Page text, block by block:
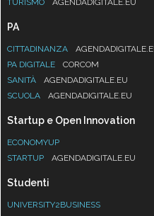
TURISMO
AGENDADIGITALE.EU
PA
CITTADINANZA
PA DIGITALE
CORCOM
SANITÀ
AGENDADIGITALE.EU
SCUOLA
AGENDADIGITALE.EU
Startup e Open Innovation
ECONOMYUP
STARTUP
AGENDADIGITALE.EU
Studenti
UNIVERSITY2BUSINESS